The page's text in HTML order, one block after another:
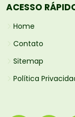
ACESSO
Home
Contato
Sitemap
Política